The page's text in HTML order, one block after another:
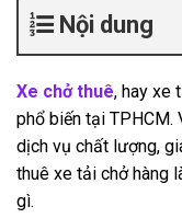
Nội dung
Xe chở thuê, hay xe
phổ biến tại TPHCM.
dịch vụ chất lượng,
thuê xe tải chở hàng
gì.